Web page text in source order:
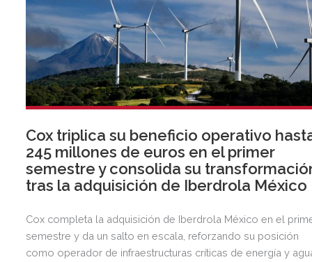
Cox triplica su beneficio operativo
245 millones de euros en el primer
semestre y consolida su
tras la adquisición de Iberdrola México
Cox completa la adquisición de Iberdrola México en el
semestre y da un salto en escala, reforzando su posición
como operador de infraestructuras críticas de energía y